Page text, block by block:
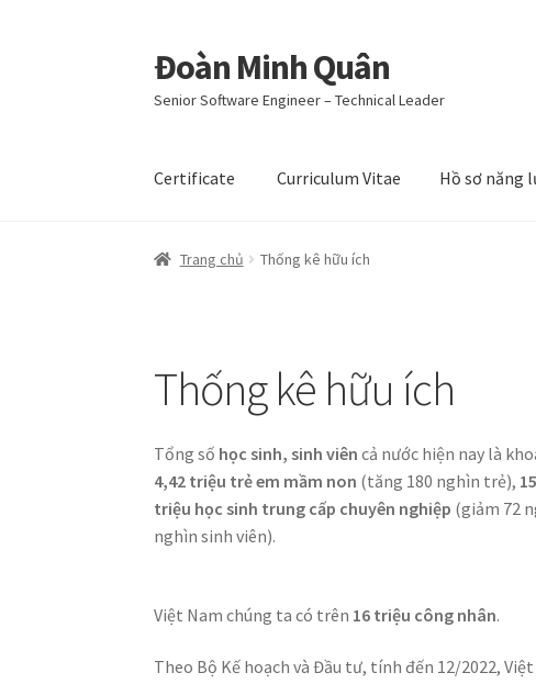
Đi
đến
Điều
Chuyển
đến
nội
Đoàn Minh Quân
Senior Software Engineer – Technical Leader
Certificate Curriculum Vitae Hồ sơ năng
Trang chủ Thống kê hữu ích
Thống kê hữu ích
Tổng số học sinh, sinh viêncả nước hiện nay là
4,42 triệu trẻ em mầm non (tăng 180 nghìn trẻ),
triệu học sinh trung cấp chuyên nghiệp (giảm 72
nghìn sinh viên).
Việt Nam chúng ta có trên 16 triệu công nhân.
Theo Bộ Kế hoạch và Đầu tư, tính đến 12/2022,